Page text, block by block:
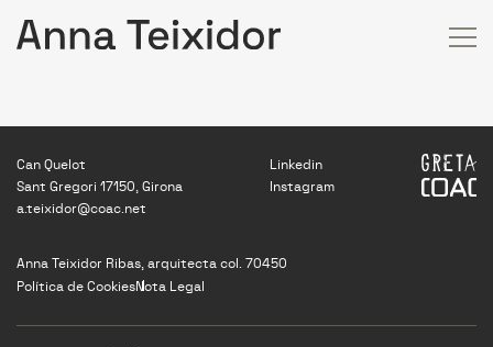
Can Quelot
Sant Gregori 17150, Girona
a.teixidor@coac.net
Linkedin
Instagram
Anna Teixidor Ribas, arquitecta col. 70450
Política de CookiesNota Legal